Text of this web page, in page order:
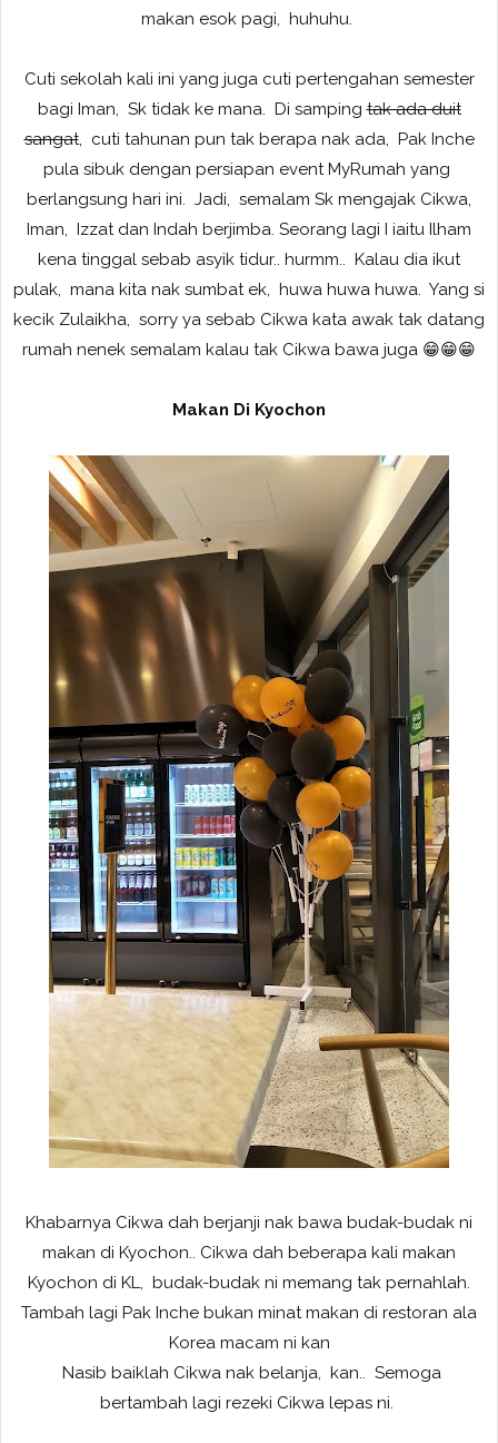
makan esok pagi, huhuhu.
Cuti sekolah kali ini yang juga cuti pertengahan semester
bagi Iman, Sk tidak ke mana. Di sampingtak ada duit
sangat, cuti tahunan pun tak berapa nak ada, Pak Inche
pula sibuk dengan persiapan event MyRumah yang
berlangsung hari ini. Jadi, semalam Sk mengajak Cikwa,
Iman, Izzat dan Indah berjimba. Seorang lagi I iaitu Ilham
kena tinggal sebab asyik tidur.. hurmm.. Kalau dia ikut
pulak, mana kita nak sumbat ek, huwa huwa huwa. Yang si
kecik Zulaikha, sorry ya sebab Cikwa kata awak tak datang
rumah nenek semalam kalau tak Cikwa bawa juga 😁😁😁
Makan Di Kyochon
Khabarnya Cikwa dah berjanji nak bawa budak-budak ni
makan di Kyochon.. Cikwa dah beberapa kali makan
Kyochon di KL, budak-budak ni memang tak pernahlah.
Tambah lagi Pak Inche bukan minat makan di restoran ala
Korea macam ni kan
Nasib baiklah Cikwa nak belanja, kan.. Semoga
bertambah lagi rezeki Cikwa lepas ni.